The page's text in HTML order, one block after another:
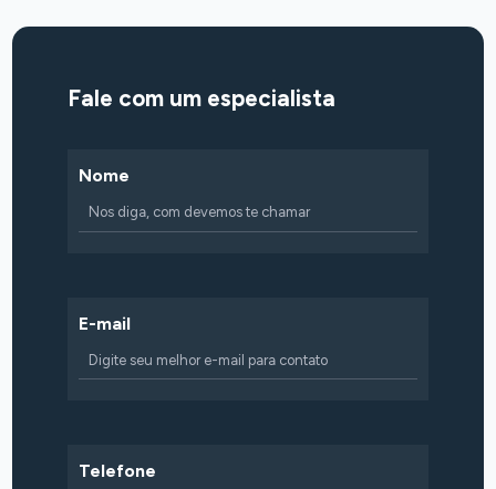
Fale com um especialista
Nome
E-mail
Telefone